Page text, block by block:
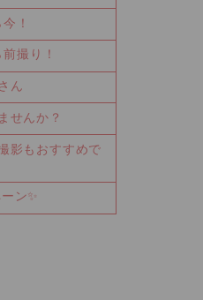
！
撮り！
ん
せんか？
影もおすすめで
ン✨